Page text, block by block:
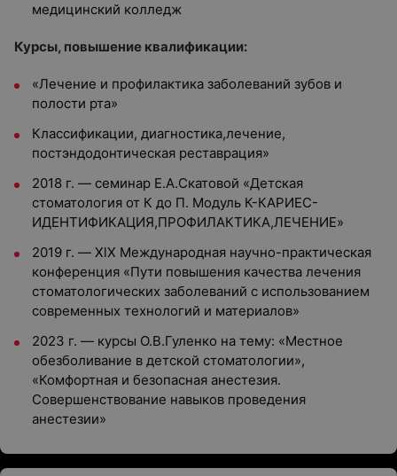
медицинский колледж
Курсы, повышение квалификации:
«Лечение и профилактика заболеваний зубов и
полости рта»
Классификации, диагностика,лечение,
постэндодонтическая реставрация»
2018 г. — семинар Е.А.Скатовой «Детская
стоматология от К до П. Модуль К-КАРИЕС-
ИДЕНТИФИКАЦИЯ,ПРОФИЛАКТИКА,ЛЕЧЕНИЕ»
2019 г. — XlX Международная научно-практическая
конференция «Пути повышения качества лечения
стоматологических заболеваний с использованием
современных технологий и материалов»
2023 г. — курсы О.В.Гуленко на тему: «Местное
обезболивание в детской стоматологии»,
«Комфортная и безопасная анестезия.
Совершенствование навыков проведения
анестезии»